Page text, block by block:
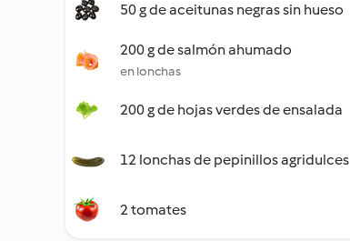
50 g de aceitunas negras sin hueso
200 g de salmón ahumado
en lonchas
200 g de hojas verdes de ensalada
12 lonchas de pepinillos agridulces
2 tomates